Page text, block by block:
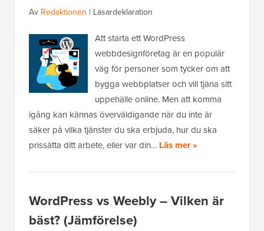
Av Redaktionen | Läsardeklaration
Att starta ett WordPress
webbdesignföretag är en populär
väg för personer som tycker om att
bygga webbplatser och vill tjäna sitt
uppehälle online. Men att komma
igång kan kännas överväldigande när du inte är
säker på vilka tjänster du ska erbjuda, hur du ska
prissätta ditt arbete, eller var din… Läs mer »
WordPress vs Weebly – Vilken är
bäst? (Jämförelse)